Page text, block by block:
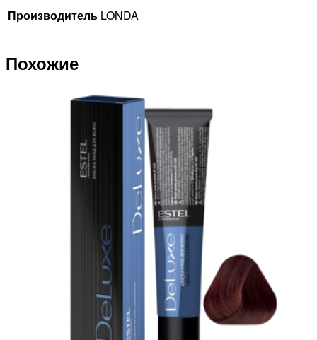
Производитель LONDA
Похожие